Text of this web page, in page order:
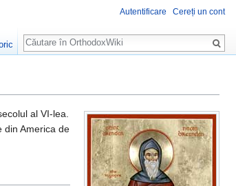
al VI-lea.
din America de
Autentificare Cereți un cont
Căutare